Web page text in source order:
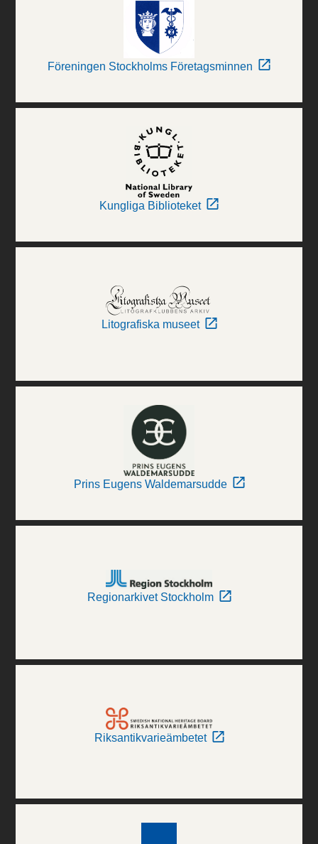
Föreningen Stockholms Företagsminnen
Kungliga Biblioteket
Litografiska museet
Prins Eugens Waldemarsudde
Regionarkivet Stockholm
Riksantikvarieämbetet